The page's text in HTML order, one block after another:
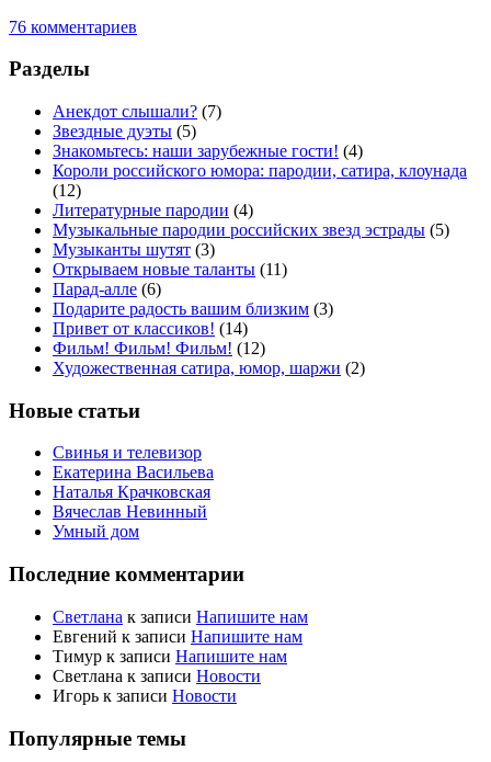
76 комментариев
Разделы
Анекдот слышали? (7)
Звездные дуэты (5)
Знакомьтесь: наши зарубежные гости! (4)
Короли российского юмора: пародии, сатира, клоунада
(12)
Литературные пародии (4)
Музыкальные пародии российских звезд эстрады (5)
Музыканты шутят (3)
Открываем новые таланты (11)
Парад-алле (6)
Подарите радость вашим близким (3)
Привет от классиков! (14)
Фильм! Фильм! Фильм! (12)
Художественная сатира, юмор, шаржи (2)
Новые статьи
Свинья и телевизор
Екатерина Васильева
Наталья Крачковская
Вячеслав Невинный
Умный дом
Последние комментарии
Светлана к записи Напишите нам
Евгений к записи Напишите нам
Тимур к записи Напишите нам
Светлана к записи Новости
Игорь к записи Новости
Популярные темы